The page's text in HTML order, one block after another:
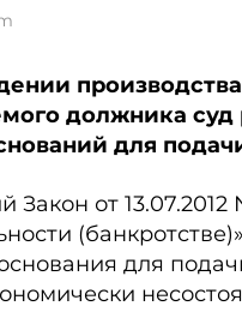
должника
для
Закон от
для